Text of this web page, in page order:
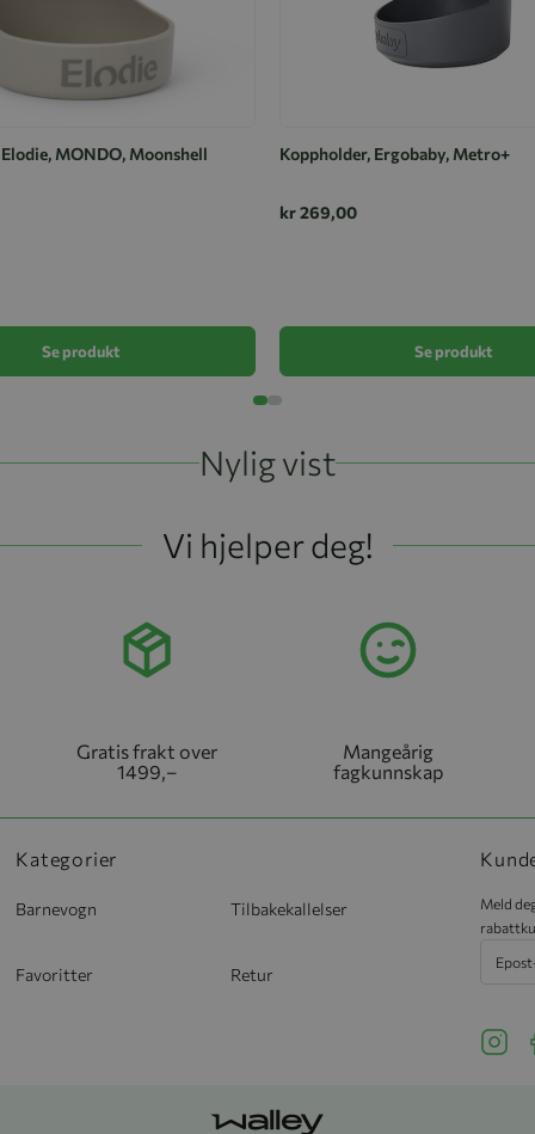
MONDO, Moonshell
Se produkt
Koppholder, Ergobaby, Metro+
kr 269,00
Se produkt
Nylig vist
Vi hjelper deg!
Gratis frakt over
1499,–
Mangeårig
fagkunnskap
Kategorier
Barnevogn Tilbakekallelser
Favoritter Retur
Meld
See